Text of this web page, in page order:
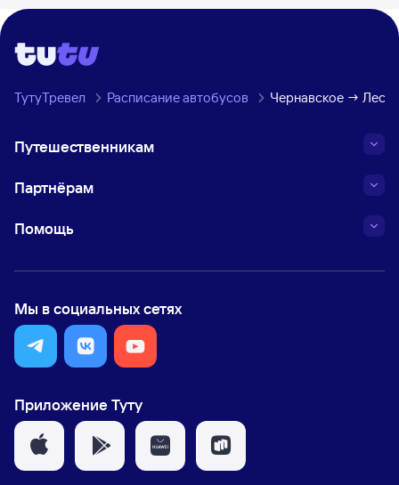
ТутуТревел Расписание автобусов Чернавское →
Путешественникам
Партнёрам
Помощь
Мы в социальных сетях
Приложение Туту